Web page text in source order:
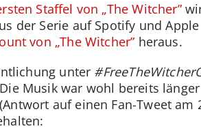
Staffel von „The Witcher”
der Serie auf Spotify und
von „The Witcher” heraus.
unter
Musik war wohl bereits
auf einen Fan-Tweet